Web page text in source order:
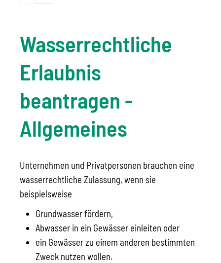
Wasserrechtliche
Erlaubnis
beantragen -
Allgemeines
Unternehmen und Privatpersonen brauchen eine
wasserrechtliche Zulassung, wenn sie
beispielsweise
Grundwasser fördern,
Abwasser in ein Gewässer einleiten oder
ein Gewässer zu einem anderen bestimmten
Zweck nutzen wollen.